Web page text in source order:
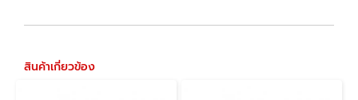
สินค้าเกี่ยวข้อง